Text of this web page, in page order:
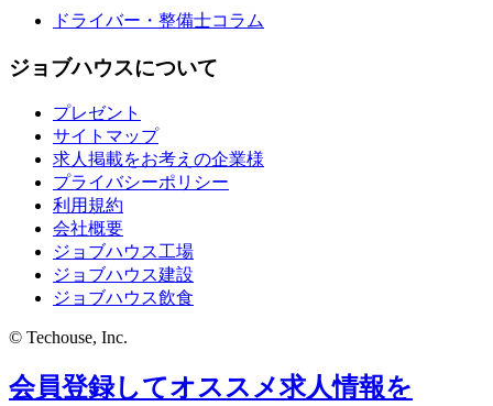
ドライバー・整備士コラム
ジョブハウスについて
プレゼント
サイトマップ
求人掲載をお考えの企業様
プライバシーポリシー
利用規約
会社概要
ジョブハウス工場
ジョブハウス建設
ジョブハウス飲食
© Techouse, Inc.
会員登録してオススメ求人情報を